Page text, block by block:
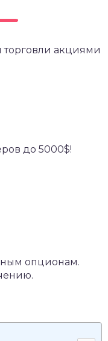
торговли акциями
до 5000$!
опционам.